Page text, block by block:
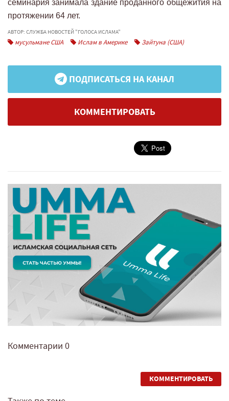
семинария занимала здание проданного общежития на
протяжении 64 лет.
АВТОР: СЛУЖБА НОВОСТЕЙ "ГОЛОСА ИСЛАМА"
мусульмане США Ислам в Америке Зайтуна (США)
ПОДПИСАТЬСЯ НА КАНАЛ
КОММЕНТИРОВАТЬ
Комментарии 0
КОММЕНТИРОВАТЬ